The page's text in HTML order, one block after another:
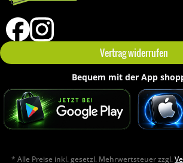
Vertrag widerrufen
Bequem mit der App
* Alle Preise inkl. gesetzl. Mehrwertsteuer zzgl.